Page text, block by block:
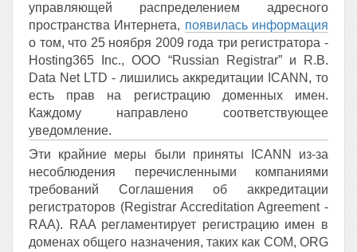
управляющей распределением адресного
пространства Интернета, появилась информация
о том, что 25 ноября 2009 года три регистратора -
Hosting365 Inc., OOO “Russian Registrar” и R.B.
Data Net LTD - лишились аккредитации ICANN, то
есть прав на регистрацию доменных имен.
Каждому направлено соответствующее
уведомление.
Эти крайние меры были приняты ICANN из-за
несоблюдения перечисленными компаниями
требований Соглашения об аккредитации
регистраторов (Registrar Accreditation Agreement -
RAA). RAA регламентирует регистрацию имен в
доменах общего назначения, таких как COM, ORG